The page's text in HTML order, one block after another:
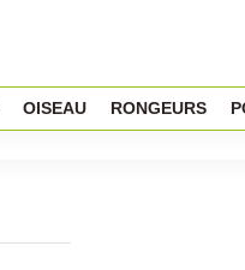
OISEAU RONGEURS